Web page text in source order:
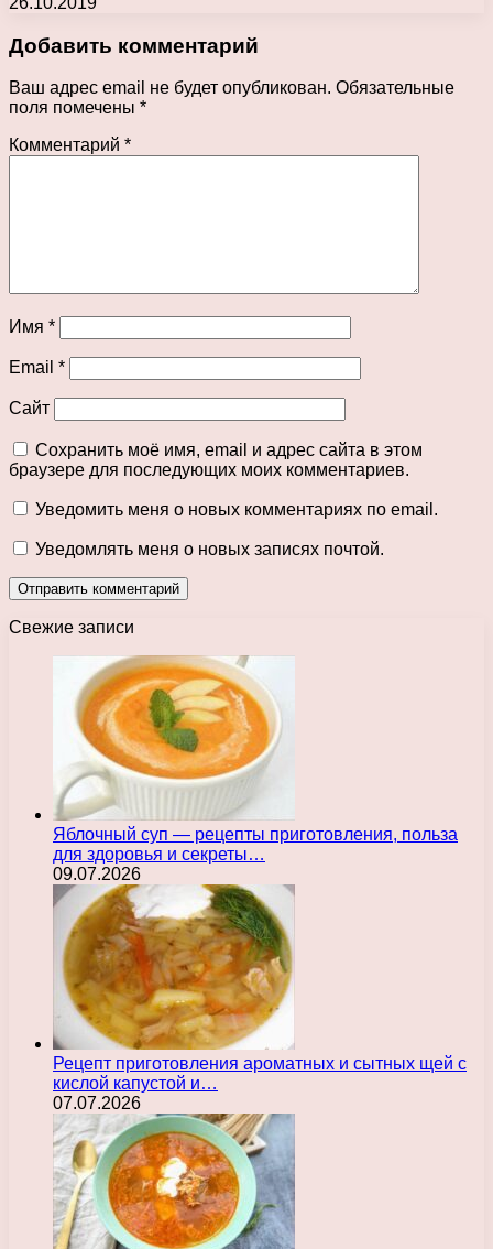
Добавить комментарий
Ваш адрес email не будет опубликован. Обязательные
поля помечены *
Комментарий *
Имя *
Email *
Сайт
Сохранить моё имя, email и адрес сайта в этом
браузере для последующих моих комментариев.
Уведомить меня о новых комментариях по email.
Уведомлять меня о новых записях почтой.
Свежие записи
Яблочный суп — рецепты приготовления, польза
для здоровья и секреты…
09.07.2026
Рецепт приготовления ароматных и сытных щей с
кислой капустой и…
07.07.2026